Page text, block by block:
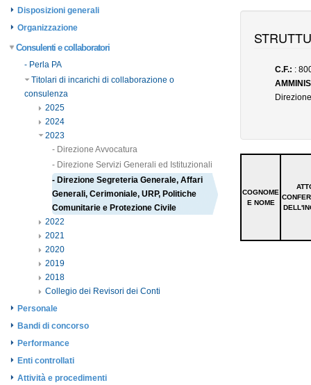
Disposizioni generali
Organizzazione
Consulenti e collaboratori
- Perla PA
Titolari di incarichi di collaborazione o
consulenza
2025
2024
2023
- Direzione Avvocatura
- Direzione Servizi Generali ed Istituzionali
- Direzione Segreteria Generale, Affari
Generali, Cerimoniale, URP, Politiche
Comunitarie e Protezione Civile
2022
2021
2020
2019
2018
Collegio dei Revisori dei Conti
Personale
Bandi di concorso
Performance
Enti controllati
Attività e procedimenti